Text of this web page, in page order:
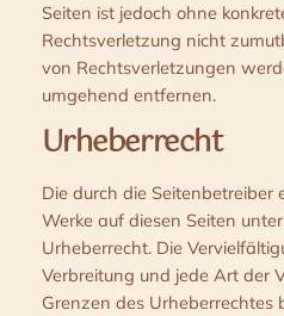
Seiten ist jedoch ohne
Rechtsverletzung nicht
von Rechtsverletzungen
umgehend entfernen.
Urheberrecht
Die durch die Seitenbetreiber
Werke auf diesen Seiten
Urheberrecht. Die
Verbreitung und jede Art der
Grenzen des Urheberrechtes